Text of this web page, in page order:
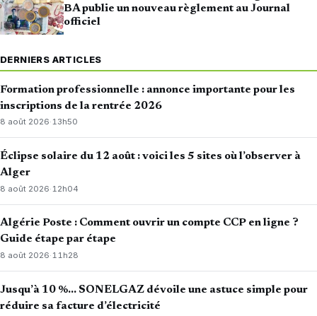
BA publie un nouveau règlement au Journal
officiel
DERNIERS ARTICLES
Formation professionnelle : annonce importante pour les
inscriptions de la rentrée 2026
8 août 2026·13h50
Éclipse solaire du 12 août : voici les 5 sites où l’observer à
Alger
8 août 2026· 12h04
Algérie Poste : Comment ouvrir un compte CCP en ligne ?
Guide étape par étape
8 août 2026·11h28
Jusqu’à 10 %… SONELGAZ dévoile une astuce simple pour
réduire sa facture d’électricité